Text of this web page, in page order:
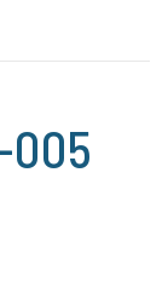
005